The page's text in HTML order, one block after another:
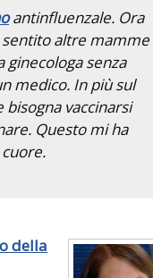
antinfluenzale. Ora
altre mamme
ginecologa senza
medico. In più sul
vaccinarsi
Questo mi ha
della